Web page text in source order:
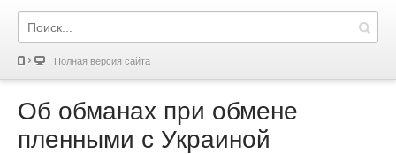
Полная версия сайта
Об обманах при обмене
пленными с Украиной